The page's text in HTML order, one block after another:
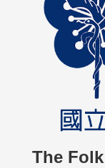
The